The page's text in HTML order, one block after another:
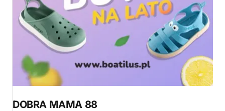
DOBRA MAMA 88